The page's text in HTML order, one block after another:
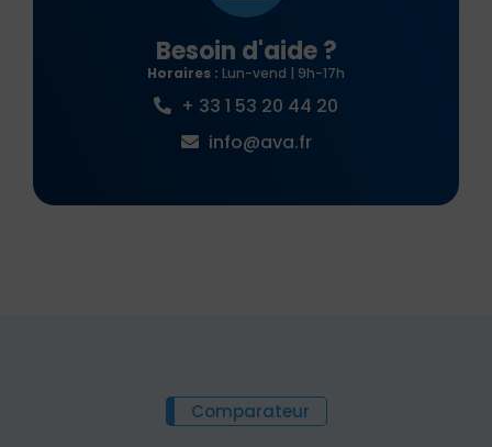
Besoin d'aide ?
Horaires : Lun-vend | 9h-17h
+ 33 1 53 20 44 20
info@ava.fr
Comparateur